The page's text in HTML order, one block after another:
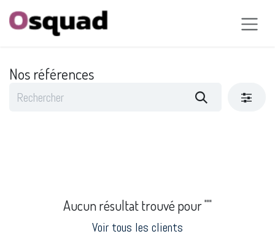
Se rendre au contenu
Nos références
Aucun résultat trouvé pour ""
Voir tous les clients